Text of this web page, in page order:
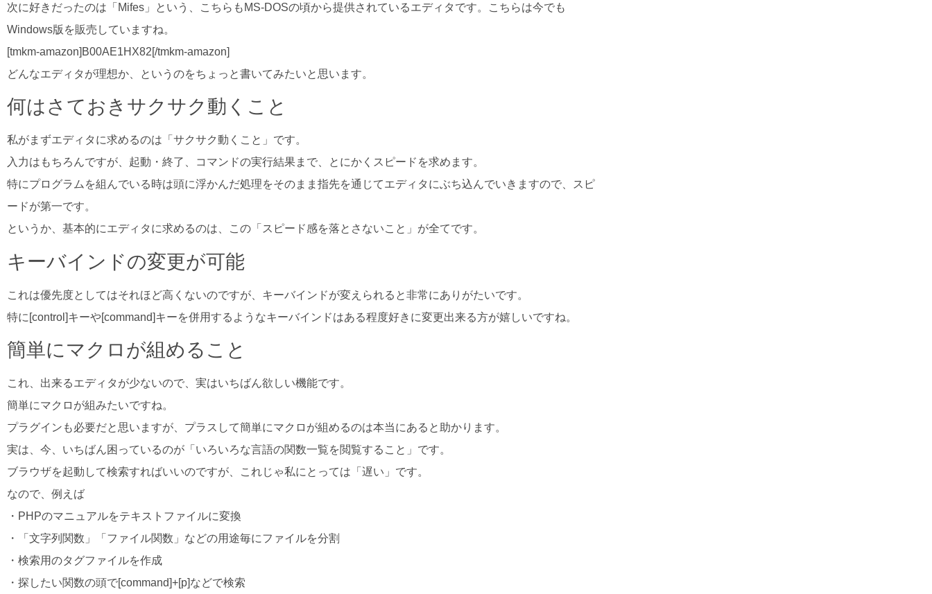
次に好きだったのは「Mifes」という、こちらもMS-DOSの頃から提供されているエディタです。こちらは今でも
Windows版を販売していますね。
[tmkm-amazon]B00AE1HX82[/tmkm-amazon]
どんなエディタが理想か、というのをちょっと書いてみたいと思います。
何はさておきサクサク動くこと
私がまずエディタに求めるのは「サクサク動くこと」です。
入力はもちろんですが、起動・終了、コマンドの実行結果まで、とにかくスピードを求めます。
特にプログラムを組んでいる時は頭に浮かんだ処理をそのまま指先を通じてエディタにぶち込んでいきますので、スピ
ードが第一です。
というか、基本的にエディタに求めるのは、この「スピード感を落とさないこと」が全てです。
キーバインドの変更が可能
これは優先度としてはそれほど高くないのですが、キーバインドが変えられると非常にありがたいです。
特に[control]キーや[command]キーを併用するようなキーバインドはある程度好きに変更出来る方が嬉しいですね。
簡単にマクロが組めること
これ、出来るエディタが少ないので、実はいちばん欲しい機能です。
簡単にマクロが組みたいですね。
プラグインも必要だと思いますが、プラスして簡単にマクロが組めるのは本当にあると助かります。
実は、今、いちばん困っているのが「いろいろな言語の関数一覧を閲覧すること」です。
ブラウザを起動して検索すればいいのですが、これじゃ私にとっては「遅い」です。
なので、例えば
・PHPのマニュアルをテキストファイルに変換
・「文字列関数」「ファイル関数」などの用途毎にファイルを分割
・検索用のタグファイルを作成
・探したい関数の頭で[command]+[p]などで検索